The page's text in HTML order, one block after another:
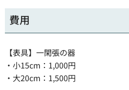
費用
【表具】一閑張の器
・小15cm：1,000円
・大20cm：1,500円